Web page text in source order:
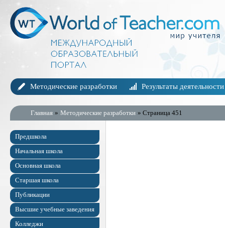
Методические разработки Результаты деятельности
Главная » Методические разработки » Страница 451
Предшкола
Начальная школа
Основная школа
Старшая школа
Публикации
Высшие учебные заведения
Колледжи